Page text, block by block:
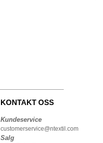
KONTAKT OSS
Kundeservice
customerservice@ntextil.com
Salg